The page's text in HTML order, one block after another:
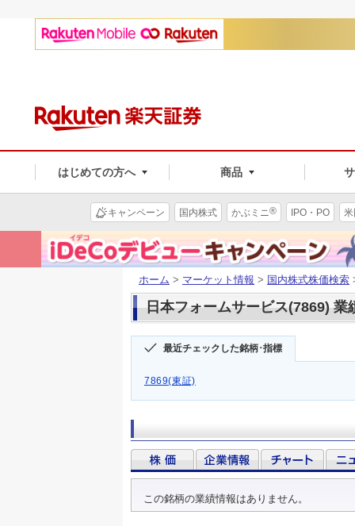
はじめての方へ 商品
キャンペーン 国内株式 かぶミニ® IPO・PO
ホーム > マーケット情報 > 国内株式株価検索
日本フォームサービス(7869) 業
最近チェックした銘柄･指標
7869(東証)